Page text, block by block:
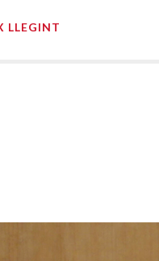
LLEGINT